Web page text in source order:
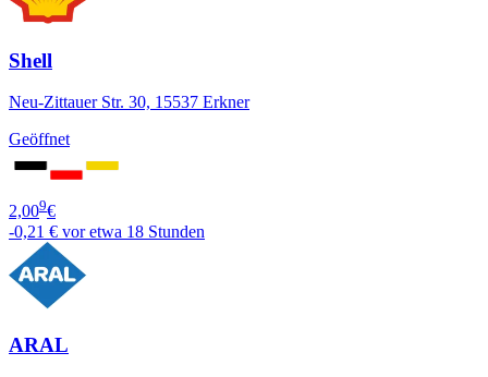
Shell
Neu-Zittauer Str. 30, 15537 Erkner
Geöffnet
2,009€
-0,21 € vor etwa 18 Stunden
ARAL